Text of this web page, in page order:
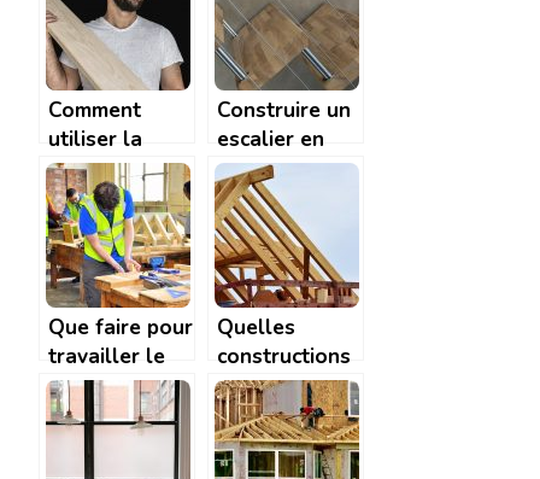
Comment
utiliser la
ponceuse
pour travailler
le bois?
Construire un
escalier en
bois
Que faire pour
travailler le
bois dur?
Quelles
constructions
pour votre
maison?